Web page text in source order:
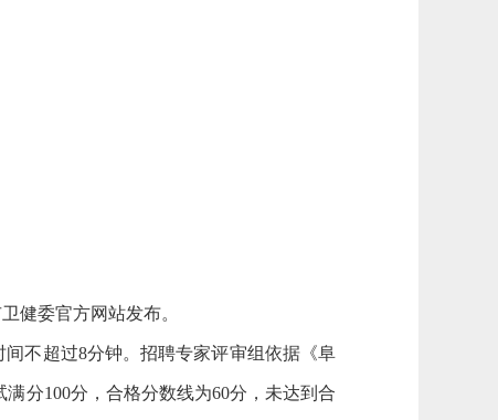
健委官方网站发布。
不超过8分钟。招聘专家评审组依据《阜
分100分，合格分数线为60分，未达到合